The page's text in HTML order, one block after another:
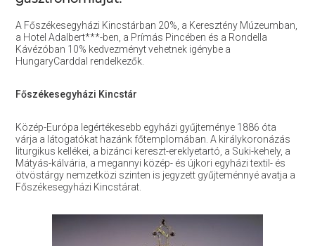
A Főszékesegyházi Kincstárban 20%, a Keresztény Múzeumban,
a Hotel Adalbert***-ben, a Prímás Pincében és a Rondella
Kávézóban 10% kedvezményt vehetnek igénybe a
HungaryCarddal rendelkezők.
Főszékesegyházi Kincstár
Közép-Európa legértékesebb egyházi gyűjteménye 1886 óta
várja a látogatókat hazánk főtemplomában. A királykoronázás
liturgikus kellékei, a bizánci kereszt-ereklyetartó, a Suki-kehely, a
Mátyás-kálvária, a megannyi közép- és újkori egyházi textil- és
ötvöstárgy nemzetközi szinten is jegyzett gyűjteménnyé avatja a
Főszékesegyházi Kincstárat.